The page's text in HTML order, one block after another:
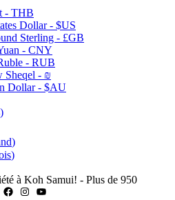
- THB
Dollar - $US
Sterling - £GB
- CNY
- RUB
Sheqel - ₪
Dollar - $AU
)
)
)
à Koh Samui! - Plus de 950
X FacebookInstagram